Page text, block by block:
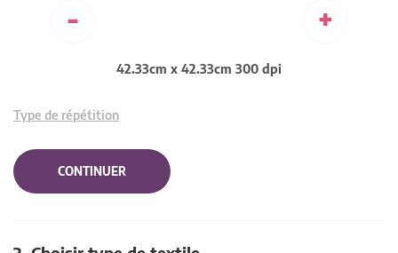
- +
42.33cm x 42.33cm 300 dpi
Type de répétition
CONTINUER